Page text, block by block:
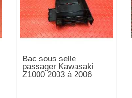
Bac sous selle
passager Kawasaki
Z1000 2003 à 2006